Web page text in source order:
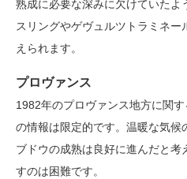
熟成に必要な深みに欠けていたよ
スリングやゲヴュルツトラミネ
えられます。
プロヴァンス
1982年のプロヴァンス地方に関
の情報は限定的です。温暖な気候
ブドウの成熟は良好に進んだと
すのは困難です。